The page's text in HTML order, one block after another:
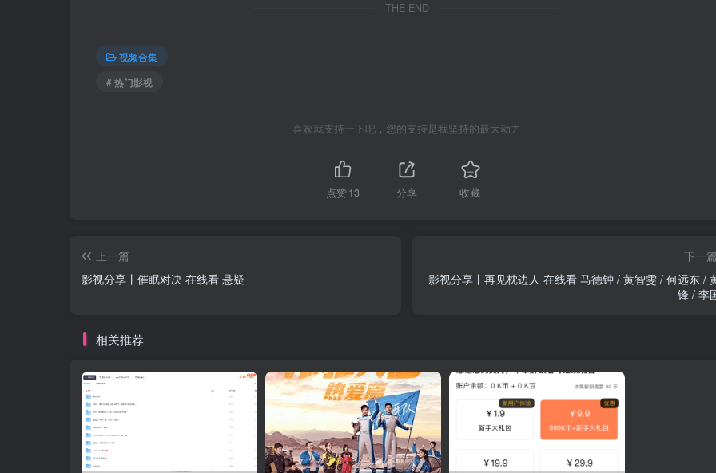
THE END
视频合集
# 热门影视
喜欢就支持一下吧，您的支持是我坚持的最大动力
点赞13 分享 收藏
上一篇
影视分享丨催眠对决 在线看 悬疑
下一
影视分享丨再见枕边人 在线看 马德钟 / 黄智雯 / 何远东 / 黄庭
锋 / 李
相关推荐